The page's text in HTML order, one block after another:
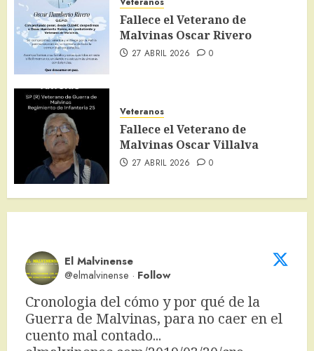
Fallece el Veterano de
Malvinas Oscar Rivero
27 ABRIL 2026 0
Veteranos
Fallece el Veterano de
Malvinas Oscar Villalva
27 ABRIL 2026 0
El Malvinense
@elmalvinense · Follow
Cronologia del cómo y por qué de la
Guerra de Malvinas, para no caer en el